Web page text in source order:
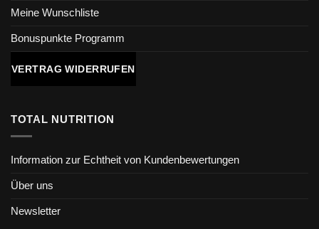
Meine Wunschliste
Bonuspunkte Programm
VERTRAG WIDERRUFEN
TOTAL NUTRITION
Information zur Echtheit von Kundenbewertungen
Über uns
Newsletter